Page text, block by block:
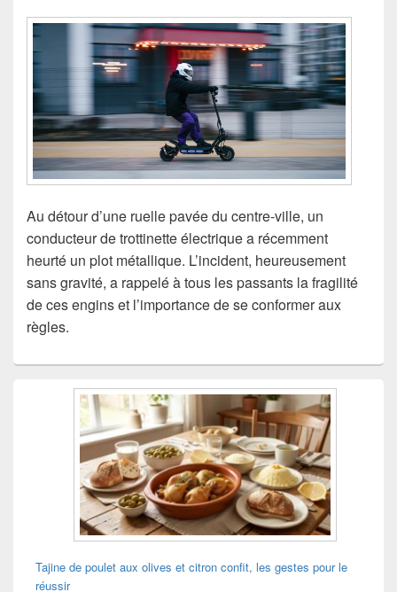
Au détour d’une ruelle pavée du centre-ville, un
conducteur de trottinette électrique a récemment
heurté un plot métallique. L’incident, heureusement
sans gravité, a rappelé à tous les passants la fragilité
de ces engins et l’importance de se conformer aux
règles.
Tajine de poulet aux olives et citron confit, les gestes pour le
réussir